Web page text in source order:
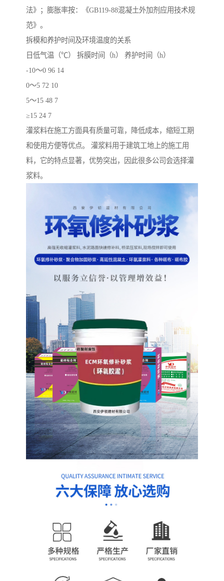
法》；膨胀率按：《GB119-88混凝土外加剂应用技术规
范》。
拆模和养护时间及环境温度的关系
日低气温（℃） 拆膜时间（h） 养护时间（h）
-10～0 96 14
0～5 72 10
5～15 48 7
≥15 24 7
灌浆料在施工方面具有质量可靠，降低成本，缩短工期
和使用方便等优点。 灌浆料用于建筑工地上的施工用
料，它的特点显著，优势突出，因此很多公司会选择灌
浆料。